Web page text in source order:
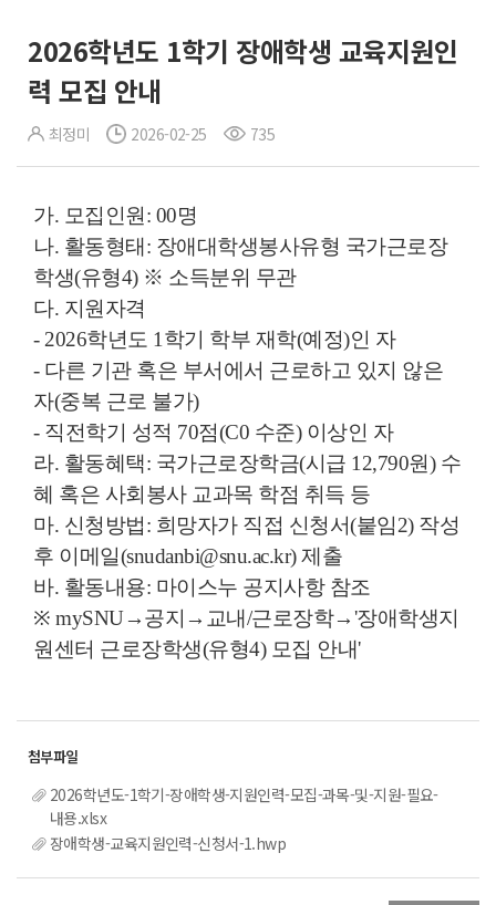
2026학년도 1학기 장애학생 교육지원인
력 모집 안내
최정미 2026-02-25 735
가. 모집인원: 00명
나. 활동형태: 장애대학생봉사유형 국가근로장
학생(유형4) ※ 소득분위 무관
다. 지원자격
- 2026학년도 1학기 학부 재학(예정)인 자
- 다른 기관 혹은 부서에서 근로하고 있지 않은
자(중복 근로 불가)
- 직전학기 성적 70점(C0 수준) 이상인 자
라. 활동혜택: 국가근로장학금(시급 12,790원) 수
혜 혹은 사회봉사 교과목 학점 취득 등
마. 신청방법: 희망자가 직접 신청서(붙임2) 작성
후 이메일(snudanbi@snu.ac.kr) 제출
바. 활동내용: 마이스누 공지사항 참조
※ mySNU→공지→교내/근로장학→'장애학생지
원센터 근로장학생(유형4) 모집 안내'
2026학년도-1학기-장애학생-지원인력-모집-과목-및-지원-필요-
내용.xlsx
장애학생-교육지원인력-신청서-1.hwp